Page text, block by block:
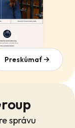
Preskúmať
správu